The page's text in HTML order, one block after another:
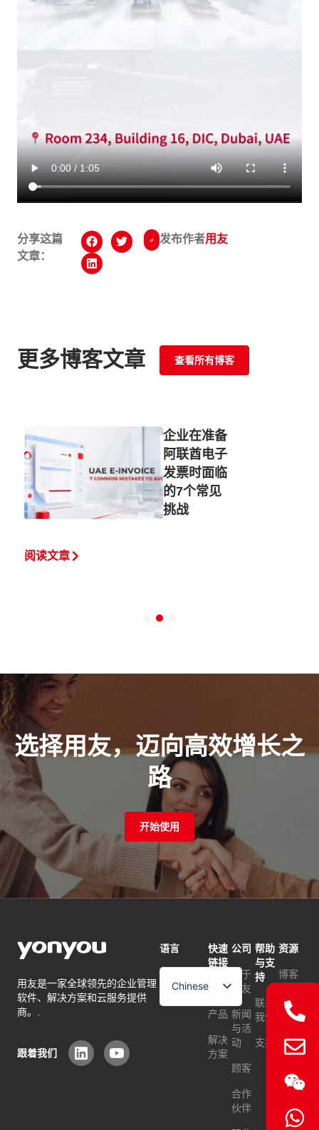
发布作者用友
分享这篇
文章：
更多博客文章 查看所有博客
企业在准备
阿联酋电子
发票时面临
的7个常见
挑战
阅读文章
选择用友，迈向高效增长之
路
开始使用
用友是一家全球领先的企业管理
软件、解决方案和云服务提供
商。.
跟着我们
语言
Chinese
English
快速
链接
首页
产品
解决
方案
公司
关于
用友
新闻
与活
动
顾客
合作
伙伴
帮助
与支
持
联系
我们
支持
资源
博客
常问
问题